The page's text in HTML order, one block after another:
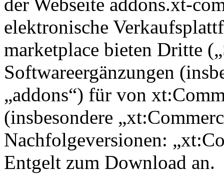
elektronische
marketplace bieten Dritte
Softwareergänzungen
„addons“) für von
(insbesondere
Nachfolgeversionen:
Entgelt zum Download an.